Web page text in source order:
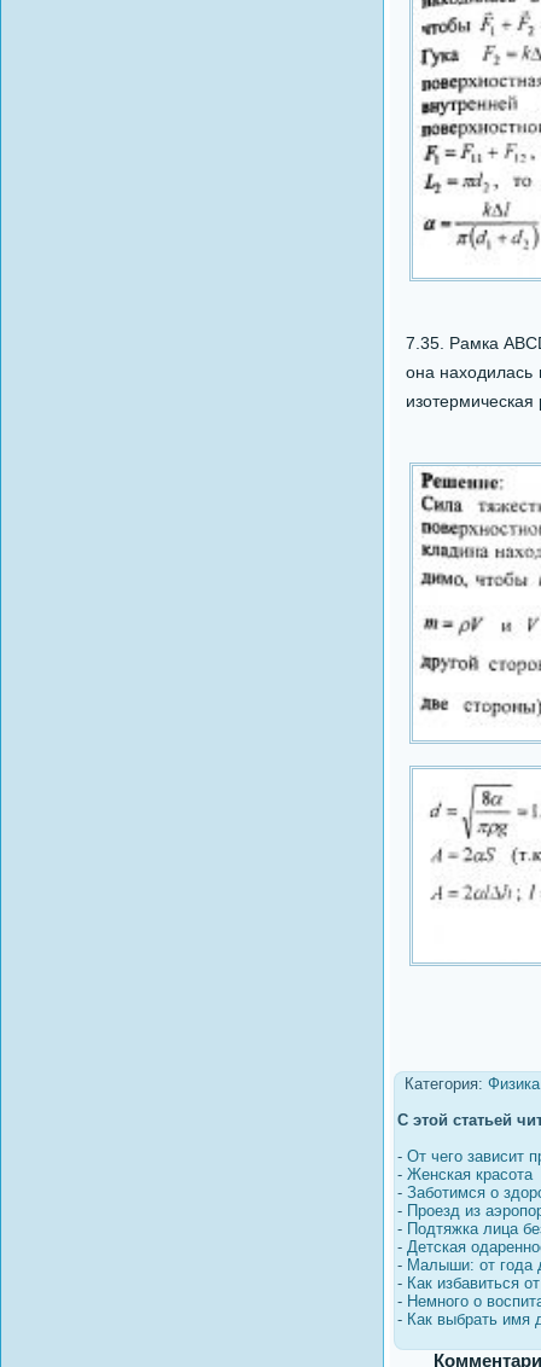
7.35. Рамка
она
Категория: Физика
С этой статьей
- От чего зависит
- Женская красота
- Заботимся о
- Проезд из
- Подтяжка лица
- Детская
- Малыши: от года
- Как избавиться
- Немного о
- Как выбрать